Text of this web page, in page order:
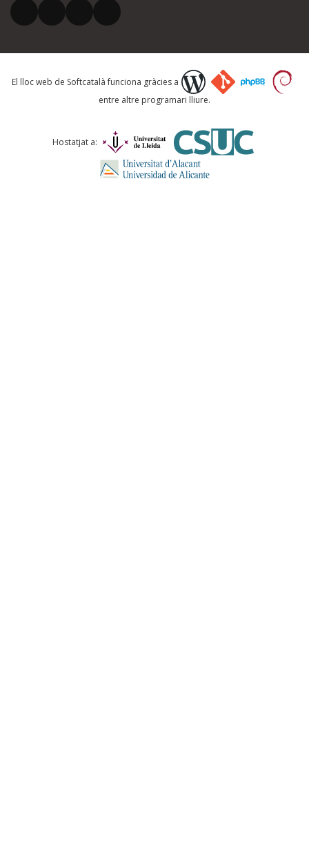
El vostre correu electrònic *
Què proposeu?
Comentari *
El lloc web de Softcatalà funciona gràcies a
entre altre programari lliure.
Hostatjat a: